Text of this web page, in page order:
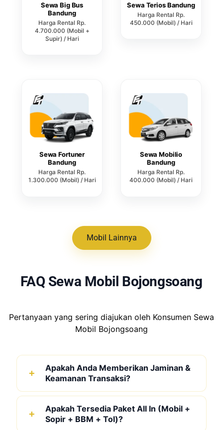
Sewa Big Bus
Bandung
Harga Rental Rp.
4.700.000 (Mobil +
Supir) / Hari
Sewa Terios Bandung
Harga Rental Rp.
450.000 (Mobil) / Hari
Sewa Fortuner
Bandung
Harga Rental Rp.
1.300.000 (Mobil) / Hari
Sewa Mobilio
Bandung
Harga Rental Rp.
400.000 (Mobil) / Hari
Mobil Lainnya
FAQ Sewa Mobil Bojongsoang
Pertanyaan yang sering diajukan oleh Konsumen Sewa
Mobil Bojongsoang
Apakah Anda Memberikan Jaminan &
Keamanan Transaksi?
Apakah Tersedia Paket All In (Mobil +
Sopir + BBM + Tol)?